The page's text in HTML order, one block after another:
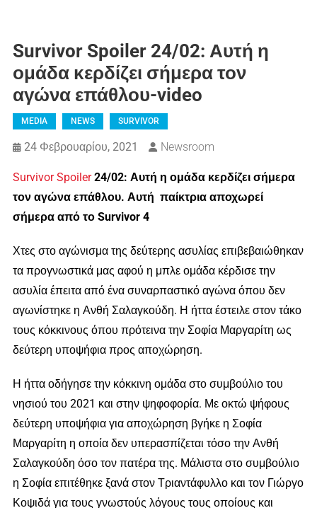
Survivor Spoiler 24/02: Αυτή η
ομάδα κερδίζει σήμερα τον
αγώνα επάθλου-video
MEDIA NEWS SURVIVOR
24 Φεβρουαρίου, 2021 Newsroom
Survivor Spoiler24/02: Αυτή η ομάδα κερδίζει σήμερα
τον αγώνα επάθλου. Αυτή παίκτρια αποχωρεί
σήμερα από το Survivor 4
Χτες στο αγώνισμα της δεύτερης ασυλίας επιβεβαιώθηκαν
τα προγνωστικά μας αφού η μπλε ομάδα κέρδισε την
ασυλία έπειτα από ένα συναρπαστικό αγώνα όπου δεν
αγωνίστηκε η Ανθή Σαλαγκούδη. Η ήττα έστειλε στον τάκο
τους κόκκινους όπου πρότεινα την Σοφία Μαργαρίτη ως
δεύτερη υποψήφια προς αποχώρηση.
Η ήττα οδήγησε την κόκκινη ομάδα στο συμβούλιο του
νησιού του 2021 και στην ψηφοφορία. Με οκτώ ψήφους
δεύτερη υποψήφια για αποχώρηση βγήκε η Σοφία
Μαργαρίτη η οποία δεν υπερασπίζεται τόσο την Ανθή
Σαλαγκούδη όσο τον πατέρα της. Μάλιστα στο συμβούλιο
η Σοφία επιτέθηκε ξανά στον Τριαντάφυλλο και τον Γιώργο
Κοψιδά για τους γνωστούς λόγους τους οποίους και